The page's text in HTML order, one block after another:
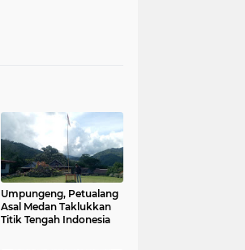
Umpungeng, Petualang
Asal Medan Taklukkan
Titik Tengah Indonesia